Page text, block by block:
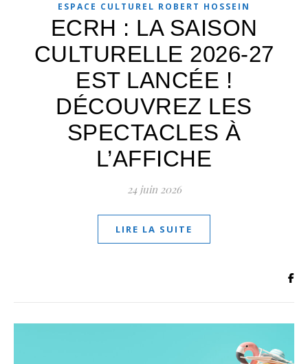
ESPACE CULTUREL ROBERT HOSSEIN
ECRH : LA SAISON
CULTURELLE 2026-27
EST LANCÉE !
DÉCOUVREZ LES
SPECTACLES À
L’AFFICHE
24 juin 2026
LIRE LA SUITE